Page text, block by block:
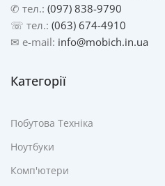
✆ тел.: (097) 838-9790
☏ тел.: (063) 674-4910
✉ e-mail: info@mobich.in.ua
Категорії
Побутова Техніка
Ноутбуки
Комп'ютери